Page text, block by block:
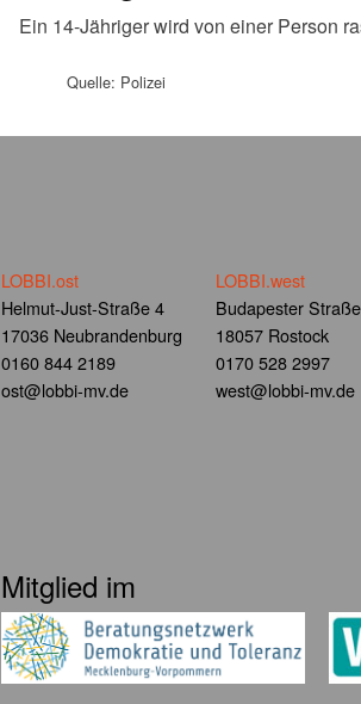
Ein 14-Jähriger wird von einer Person
Quelle: Polizei
LOBBI.ost
Helmut-Just-Straße 4
17036 Neubrandenburg
0160 844 2189
ost@lobbi-mv.de
LOBBI.west
Budapester
18057 Rostock
0170 528 2997
west@lobbi-mv.de
Mitglied im